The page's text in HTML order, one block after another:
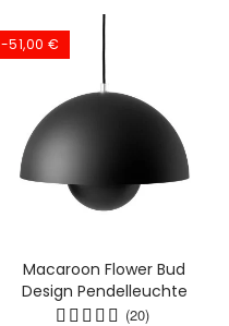
-51,00 €
Macaroon Flower Bud
Design Pendelleuchte
(20)